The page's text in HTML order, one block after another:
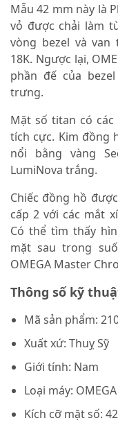
Mẫu 42 mm này là
vỏ được chải làm
vòng bezel và
18K. Ngược lại,
phần đế của
trưng.
Mặt số titan có
tích cực. Kim đồng
nổi bằng vàng
LumiNova trắng.
Chiếc đồng hồ
cấp 2 với các mắt
Có thể tìm thấy
mặt sau trong
OMEGA Master
Thông số kỹ
Mã sản phẩm:
Xuất xứ: Thuỵ Sỹ
Giới tính: Nam
Loại máy:
Kích cỡ mặt số: